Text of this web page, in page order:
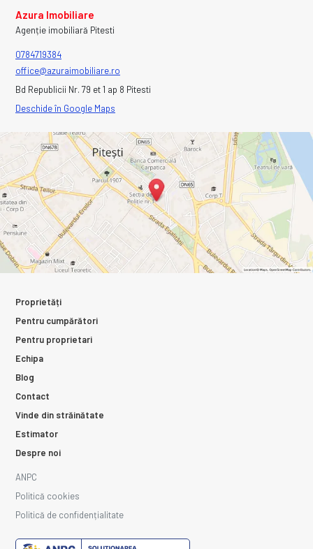
Azura Imobiliare
Agenție imobiliară Pitesti
0784719384
office@azuraimobiliare.ro
Bd Republicii Nr. 79 et 1 ap 8 Pitesti
Deschide în Google Maps
Proprietăți
Pentru cumpărători
Pentru proprietari
Echipa
Blog
Contact
Vinde din străinătate
Estimator
Despre noi
ANPC
Politică cookies
Politică de confidențialitate